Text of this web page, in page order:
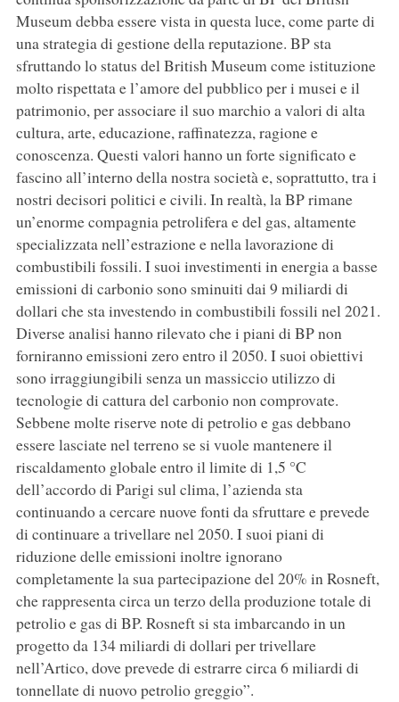
Museum debba essere vista in questa luce, come parte di
una strategia di gestione della reputazione. BP sta
sfruttando lo status del British Museum come istituzione
molto rispettata e l’amore del pubblico per i musei e il
patrimonio, per associare il suo marchio a valori di alta
cultura, arte, educazione, raffinatezza, ragione e
conoscenza. Questi valori hanno un forte significato e
fascino all’interno della nostra società e, soprattutto, tra i
nostri decisori politici e civili. In realtà, la BP rimane
un’enorme compagnia petrolifera e del gas, altamente
specializzata nell’estrazione e nella lavorazione di
combustibili fossili. I suoi investimenti in energia a basse
emissioni di carbonio sono sminuiti dai 9 miliardi di
dollari che sta investendo in combustibili fossili nel 2021.
Diverse analisi hanno rilevato che i piani di BP non
forniranno emissioni zero entro il 2050. I suoi obiettivi
sono irraggiungibili senza un massiccio utilizzo di
tecnologie di cattura del carbonio non comprovate.
Sebbene molte riserve note di petrolio e gas debbano
essere lasciate nel terreno se si vuole mantenere il
riscaldamento globale entro il limite di 1,5 °C
dell’accordo di Parigi sul clima, l’azienda sta
continuando a cercare nuove fonti da sfruttare e prevede
di continuare a trivellare nel 2050. I suoi piani di
riduzione delle emissioni inoltre ignorano
completamente la sua partecipazione del 20% in Rosneft,
che rappresenta circa un terzo della produzione totale di
petrolio e gas di BP. Rosneft si sta imbarcando in un
progetto da 134 miliardi di dollari per trivellare
nell’Artico, dove prevede di estrarre circa 6 miliardi di
tonnellate di nuovo petrolio greggio”.